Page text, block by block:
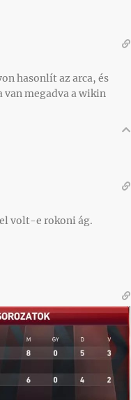
hasonlít az arca, és
megadva a wikin
volt-e rokoni ág.